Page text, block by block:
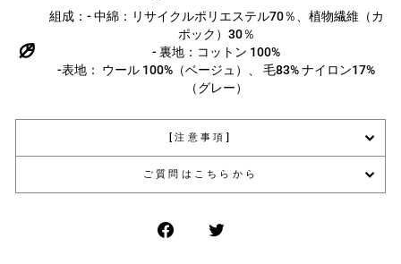
組成：- 中綿：リサイクルポリエステル70％、植物繊維（カ
ポック）30％
- 裏地：コットン 100%
-表地： ウール 100%（ベージュ）、 毛83% ナイロン17%
（グレー）
[注意事項]
ご質問はこちらから